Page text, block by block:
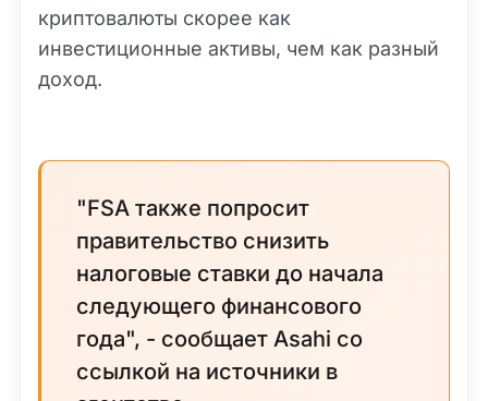
криптовалюты скорее как
инвестиционные активы, чем как разный
доход.
"FSA также попросит
правительство снизить
налоговые ставки до начала
следующего финансового
года", - сообщает Asahi со
ссылкой на источники в